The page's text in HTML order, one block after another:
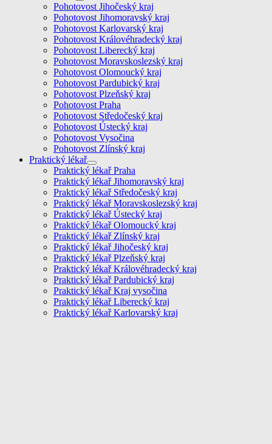
Pohotovost Jihočeský kraj
Pohotovost Jihomoravský kraj
Pohotovost Karlovarský kraj
Pohotovost Královéhradecký kraj
Pohotovost Liberecký kraj
Pohotovost Moravskoslezský kraj
Pohotovost Olomoucký kraj
Pohotovost Pardubický kraj
Pohotovost Plzeňský kraj
Pohotovost Praha
Pohotovost Středočeský kraj
Pohotovost Ústecký kraj
Pohotovost Vysočina
Pohotovost Zlínský kraj
Praktický lékař
Praktický lékař Praha
Praktický lékař Jihomoravský kraj
Praktický lékař Středočeský kraj
Praktický lékař Moravskoslezský kraj
Praktický lékař Ústecký kraj
Praktický lékař Olomoucký kraj
Praktický lékař Zlínský kraj
Praktický lékař Jihočeský kraj
Praktický lékař Plzeňský kraj
Praktický lékař Královéhradecký kraj
Praktický lékař Pardubický kraj
Praktický lékař Kraj vysočina
Praktický lékař Liberecký kraj
Praktický lékař Karlovarský kraj